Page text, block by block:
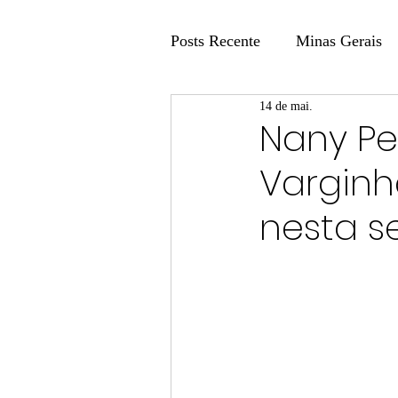
Posts Recente Minas Gerais
Coluna Fatos e Versões
Coluna: Agenda 21
Nany
nesta
14 de mai.